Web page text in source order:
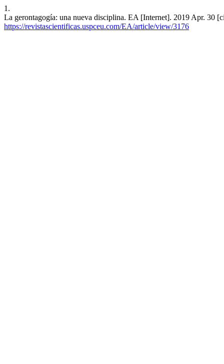
1.
La gerontagogía: una nueva disciplina. EA [Internet]. 2019 Apr. 30
https://revistascientificas.uspceu.com/EA/article/view/3176